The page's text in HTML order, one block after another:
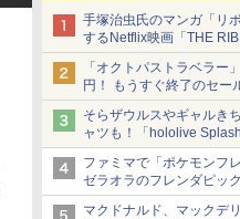
手塚治虫氏のマンガ「リ
するNetflix映画「THE
ーロー」本日配信開始
「オクトパストラベラー
円！ もうすぐ終了のセー
更新】
ニンテンドーeショップで
67%オフで990円
そらザウルスやギャルき
ャツも！「hololive
ラインナップ公開＆オン
ファミマで「ポケモンフ
ゼラオラのフレンダピッ
ーン開催！
マクドナルド、マックデ